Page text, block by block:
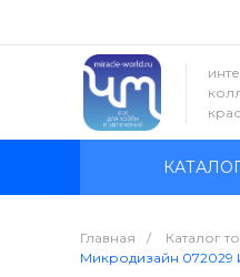
Главная / Каталог
Микродизайн 072029